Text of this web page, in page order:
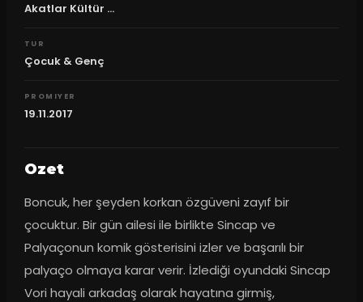
Akatlar Kültür ...
TUR
Çocuk & Genç
PROMIYER
19.11.2017
Ozet
Boncuk, her şeyden korkan özgüveni zayıf bir
çocuktur. Bir gün ailesi ile birlikte Sincap ve
Palyaçonun komik gösterisini izler ve başarılı bir
palyaço olmaya karar verir. İzlediği oyundaki Sincap
Vori hayali arkadaş olarak hayatına girmiş,